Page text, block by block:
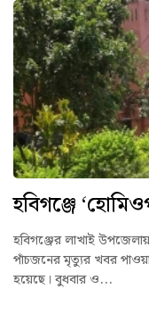
হবিগঞ্জে
হবিগঞ্জের লাখাই উপজেলায়
পাঁচজনের মৃত্যুর খবর
হয়েছে। বুধবার ও...